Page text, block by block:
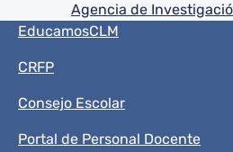
Agencia de
Menú del pie
EducamosCLM
CRFP
Consejo Escolar
Portal de Personal Docente